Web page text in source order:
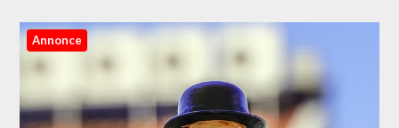
Annonce